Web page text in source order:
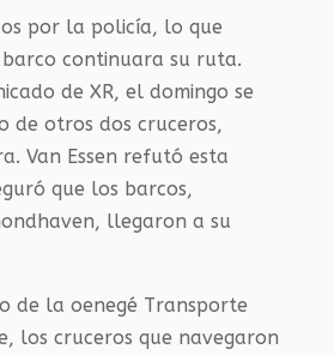
por la policía, lo que
continuara su ruta.
de XR, el domingo se
de otros dos cruceros,
Van Essen refutó esta
que los barcos,
llegaron a su
de la oenegé Transporte
los cruceros que navegaron